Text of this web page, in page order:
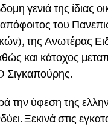
γενιά της ίδιας
του
της Ανωτέρας
και κάτοχος
Σιγκαπούρης.
ύφεση της
Ξεκινά στις